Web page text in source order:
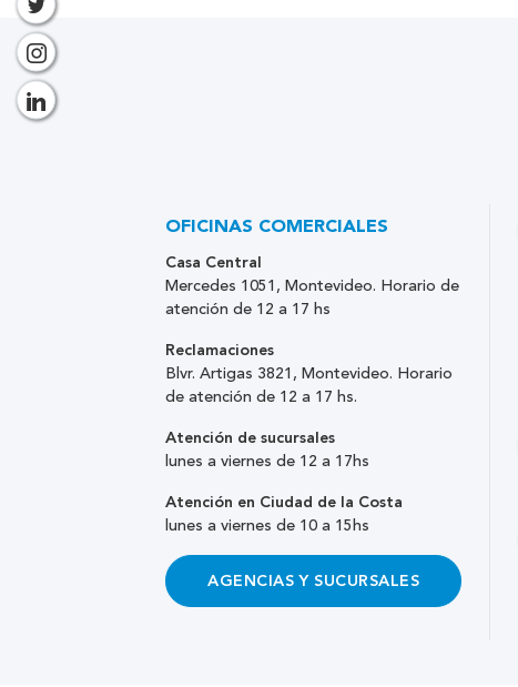
OFICINAS COMERCIALES
Casa Central
Mercedes 1051, Montevideo. Horario de
atención de 12 a 17 hs
Reclamaciones
Blvr. Artigas 3821, Montevideo. Horario
de atención de 12 a 17 hs.
Atención de sucursales
lunes a viernes de 12 a 17hs
Atención en Ciudad de la Costa
lunes a viernes de 10 a 15hs
AGENCIAS Y SUCURSALES